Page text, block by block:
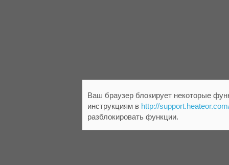
Ваш браузер блокирует некоторые
инструкциям в http://
разблокировать функции.